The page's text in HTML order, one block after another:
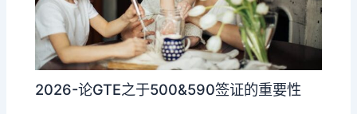
2026-论GTE之于500&590签证的重要性